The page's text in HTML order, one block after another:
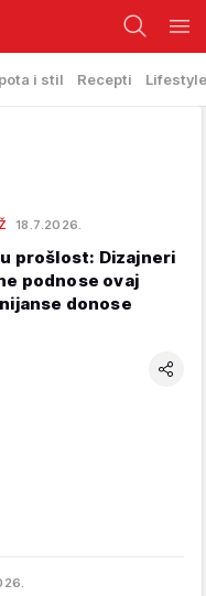
i stil Recepti Lifestyle
18.7.2026.
prošlost: Dizajneri
podnose ovaj
donose